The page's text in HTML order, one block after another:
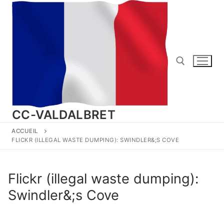
Aller
CC-VALDALBRET
ACCUEIL
FLICKR (ILLEGAL WASTE DUMPING): SWINDLER&;S COVE
Flickr (illegal waste dumping):
Swindler&;s Cove